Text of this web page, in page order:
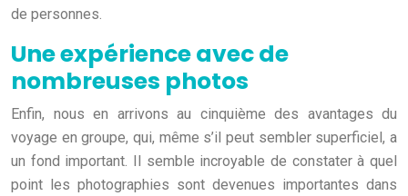
de personnes.
Une expérience avec de
nombreuses photos
Enfin, nous en arrivons au cinquième des avantages du
voyage en groupe, qui, même s’il peut sembler superficiel, a
un fond important. Il semble incroyable de constater à quel
point les photographies sont devenues importantes dans